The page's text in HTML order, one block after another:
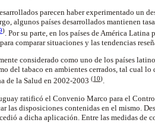
parecen haber experimentado un
algunos países desarrollados mantienen
). Por su parte, en los países de América
comparar situaciones y las tendencias
considerado como uno de los países
del tabaco en ambientes cerrados, tal cual
de la Salud en 2002-2003 (10).
ratificó el Convenio Marco para el
las disposiciones contenidas en el mismo.
a dicha aplicación. Entre las medidas de